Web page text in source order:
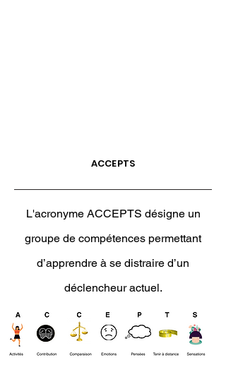
ACCEPTS
L'acronyme ACCEPTS désigne un
groupe de compétences permettant
d’apprendre à se distraire d’un
déclencheur actuel.